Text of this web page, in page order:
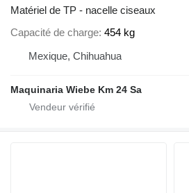
Matériel de TP - nacelle ciseaux
Capacité de charge 454 kg
Mexique, Chihuahua
Maquinaria Wiebe Km 24 Sa